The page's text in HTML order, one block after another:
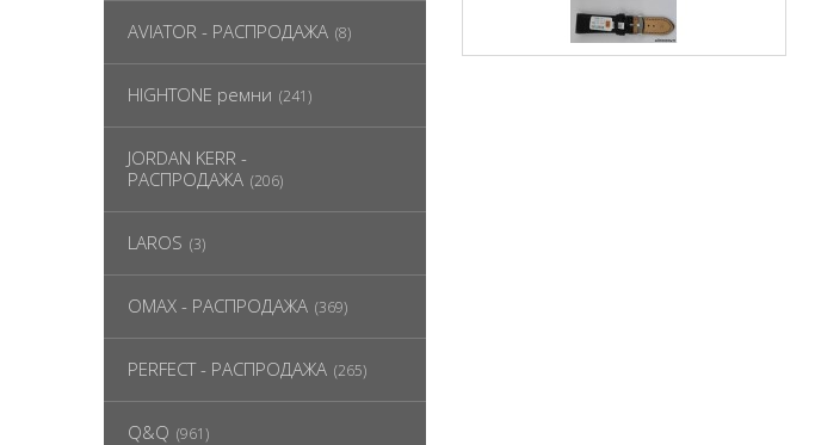
AVIATOR - РАСПРОДАЖА (8)
HIGHTONE ремни (241)
JORDAN KERR -
РАСПРОДАЖА (206)
LAROS (3)
OMAX - РАСПРОДАЖА (369)
PERFECT - РАСПРОДАЖА (265)
Q&Q (961)